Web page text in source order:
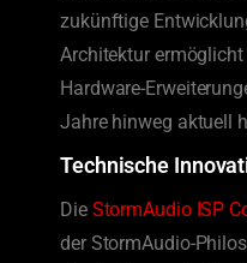
zukünftige
Architektur
Hardware-
Jahre hinweg aktuell
Technische
Die StormAudio ISP
der StormAudio-